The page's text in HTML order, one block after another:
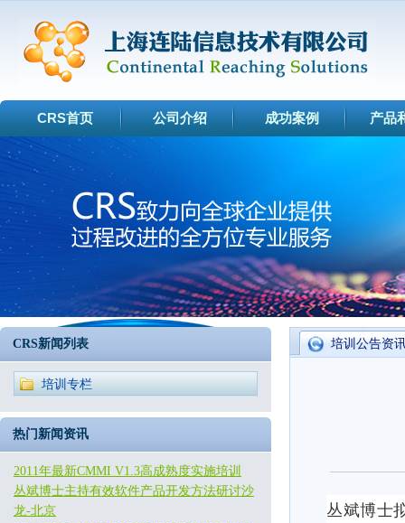
CRS首页 公司介绍 成功案例 产品
培训公告资
丛斌博士
CRS新闻列表
培训专栏
热门新闻资讯
2011年最新CMMI V1.3高成熟度实施培训
丛斌博士主持有效软件产品开发方法研讨沙
龙-北京